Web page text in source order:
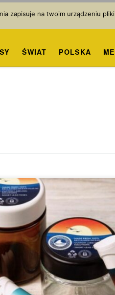
ŚWIAT POLSKA
pakowaniem i w większości nie jest
nielegalność federalną konopi
twierdzą, że nadmierną
konopi wymagają wielu etykiet,
skład kannabinoidów,
zapisuje na twoim urządzeniu